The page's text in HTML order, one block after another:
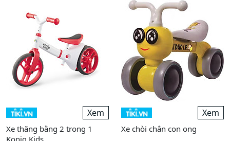
Xem
Xe thăng bằng 2 trong 1
Xem
Xe chòi chân con ong